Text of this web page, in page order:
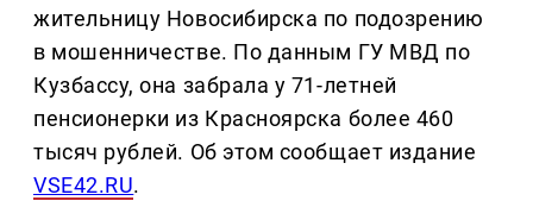
жительницу Новосибирска по подозрению
в мошенничестве. По данным ГУ МВД по
Кузбассу, она забрала у 71-летней
пенсионерки из Красноярска более 460
тысяч рублей. Об этом сообщает издание
VSE42.RU.